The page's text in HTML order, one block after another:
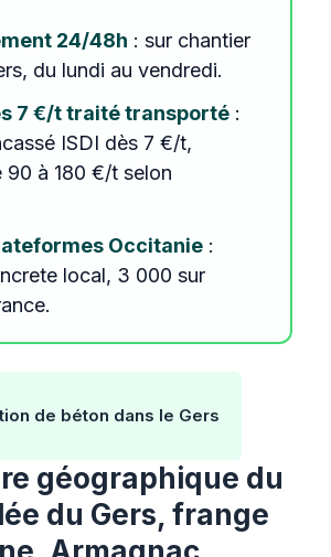
24/48h : sur chantier
du lundi au vendredi.
7 €/t traité transporté:
ISDI dès 7 €/t,
90 à 180 €/t selon
Occitanie:
local, 3 000 sur
de béton dans le Gers
géographique du
du Gers, frange